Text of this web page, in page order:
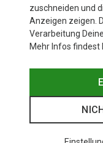
zuschneiden und
Anzeigen zeigen.
Verarbeitung
Mehr Infos findest